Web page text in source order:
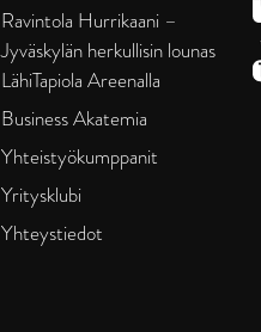
Ravintola Hurrikaani –
Jyväskylän herkullisin lounas
LähiTapiola Areenalla
Business Akatemia
Yhteistyökumppanit
Yritysklubi
Yhteystiedot